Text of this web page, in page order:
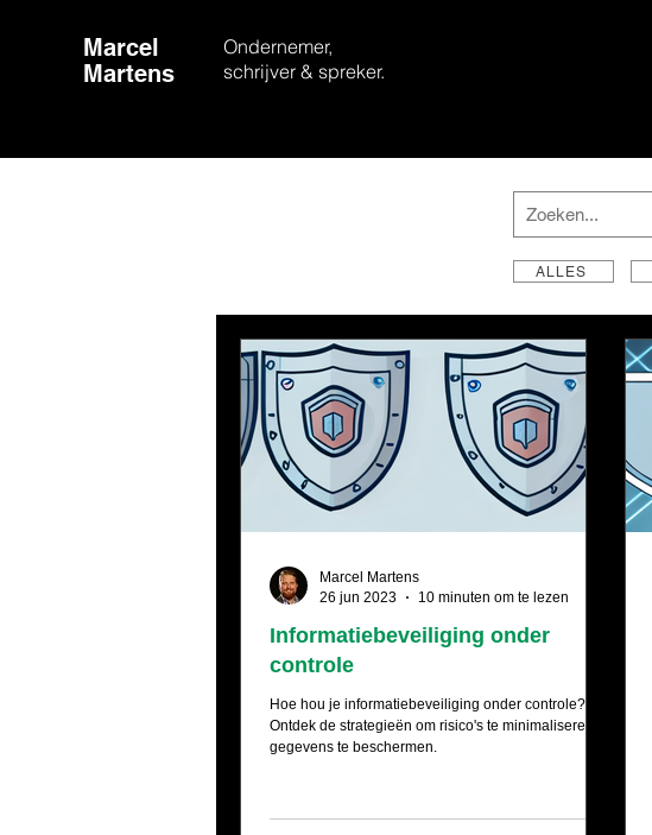
Marcel
Martens
Ondernemer,
schrijver & spreker.
ALLES
Informatiebeveiliging onder
controle
Hoe hou je informatiebeveiliging onder controle?
Ontdek de strategieën om risico's te minimaliseren en
gegevens te beschermen.
Marcel Martens
26 jun 2023
10 minuten om te lezen